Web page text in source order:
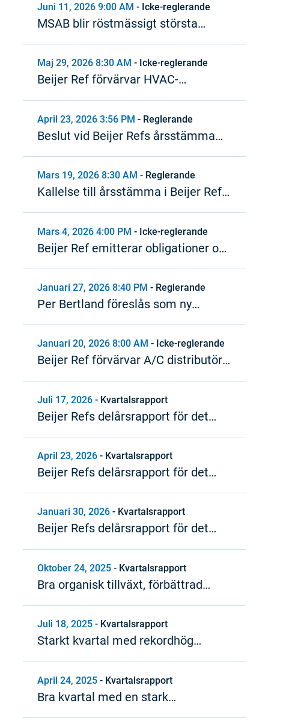
Juni 11, 2026 9:00 AM - Icke-reglerande
MSAB blir röstmässigt största
ägare i Beijer Ref
Maj 29, 2026 8:30 AM - Icke-reglerande
Beijer Ref förvärvar HVAC-
distributör i Nordamerika
April 23, 2026 3:56 PM - Reglerande
Beslut vid Beijer Refs årsstämma
2026
Mars 19, 2026 8:30 AM - Reglerande
Kallelse till årsstämma i Beijer Ref
AB (publ)
Mars 4, 2026 4:00 PM - Icke-reglerande
Beijer Ref emitterar obligationer om
2,5 miljarder SEK inom ramen för
MTN-program
Januari 27, 2026 8:40 PM - Reglerande
Per Bertland föreslås som ny
styrelseordförande i Beijer Ref
Januari 20, 2026 8:00 AM - Icke-reglerande
Beijer Ref förvärvar A/C distributör i
Italien
Juli 17, 2026- Kvartalsrapport
Beijer Refs delårsrapport för det
andra kvartalet 2026
April 23, 2026- Kvartalsrapport
Beijer Refs delårsrapport för det
första kvartalet 2026
Januari 30, 2026- Kvartalsrapport
Beijer Refs delårsrapport för det
fjärde kvartalet och
bokslutskommuniké 2025
Oktober 24, 2025- Kvartalsrapport
Bra organisk tillväxt, förbättrad
lönsamhet och starkt kassaflöde
Juli 18, 2025- Kvartalsrapport
Starkt kvartal med rekordhög
rörelsemarginal
April 24, 2025- Kvartalsrapport
Bra kvartal med en stark
vinsttillväxt